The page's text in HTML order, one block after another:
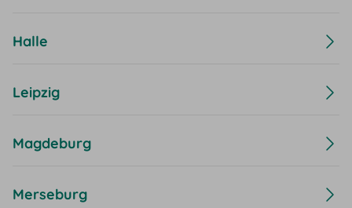
Halle
Leipzig
Magdeburg
Merseburg